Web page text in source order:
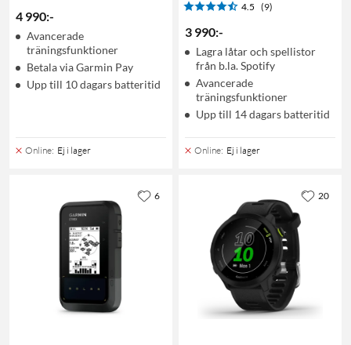
4 990:-
Avancerade
träningsfunktioner
Betala via Garmin Pay
Upp till 10 dagars batteritid
Online: Ej i lager
4.5 (9)
3 990:-
Lagra låtar och spellistor
från b.la. Spotify
Avancerade
träningsfunktioner
Upp till 14 dagars batteritid
Online: Ej i lager
6 20